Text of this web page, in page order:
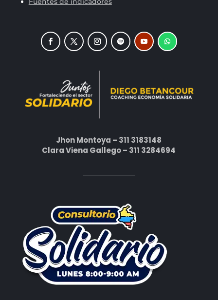
Jhon Montoya – 311 3183148
Clara Viena Gallego – 311 3284694